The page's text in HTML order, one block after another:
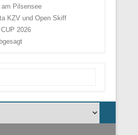
am Pilsensee
KZV und Open Skiff
2026